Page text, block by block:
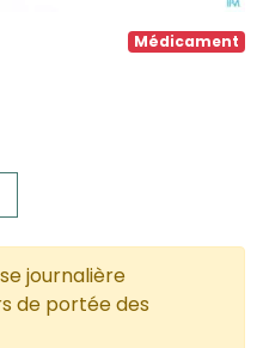
Médicament
journalière
de portée des